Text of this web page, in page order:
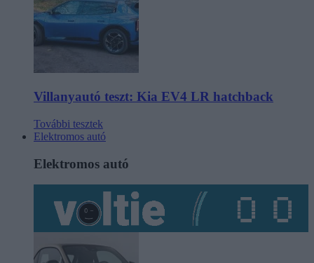
Villanyautó teszt: Kia EV4 LR hatchback
További tesztek
Elektromos autó
Elektromos autó